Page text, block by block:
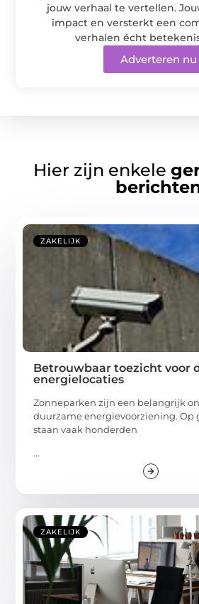
jouw verhaal te vertellen.
impact en versterkt een
verhalen écht
Adverteren nu
Hier zijn enkele
ZAKELIJK
Betrouwbaar toezicht voor
energielocaties
Zonneparken zijn een belangrijk
duurzame energievoorziening. Op
staan vaak honderden
...
ZAKELIJK